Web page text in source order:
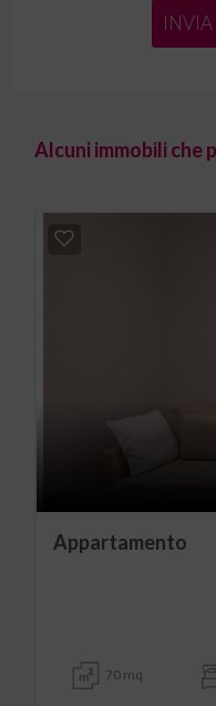
INVIA
Alcuni immobili
Appartamento
70 mq